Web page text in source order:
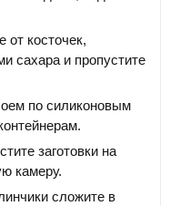
от косточек,
сахара и пропустите
по силиконовым
заготовки на
камеру.
сложите в